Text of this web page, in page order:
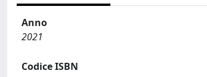
Anno
2021
Codice ISBN